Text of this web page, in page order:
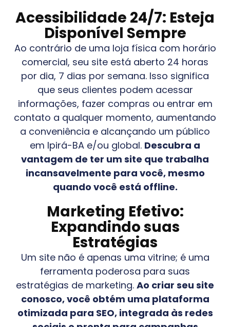
Acessibilidade 24/7: Esteja
Disponível Sempre
Ao contrário de uma loja física com horário
comercial, seu site está aberto 24 horas
por dia, 7 dias por semana. Isso significa
que seus clientes podem acessar
informações, fazer compras ou entrar em
contato a qualquer momento, aumentando
a conveniência e alcançando um público
em Ipirá-BA e/ou global. Descubra a
vantagem de ter um site que trabalha
incansavelmente para você, mesmo
quando você está offline.
Marketing Efetivo:
Expandindo suas
Estratégias
Um site não é apenas uma vitrine; é uma
ferramenta poderosa para suas
estratégias de marketing. Ao criar seu site
conosco, você obtém uma plataforma
otimizada para SEO, integrada às redes